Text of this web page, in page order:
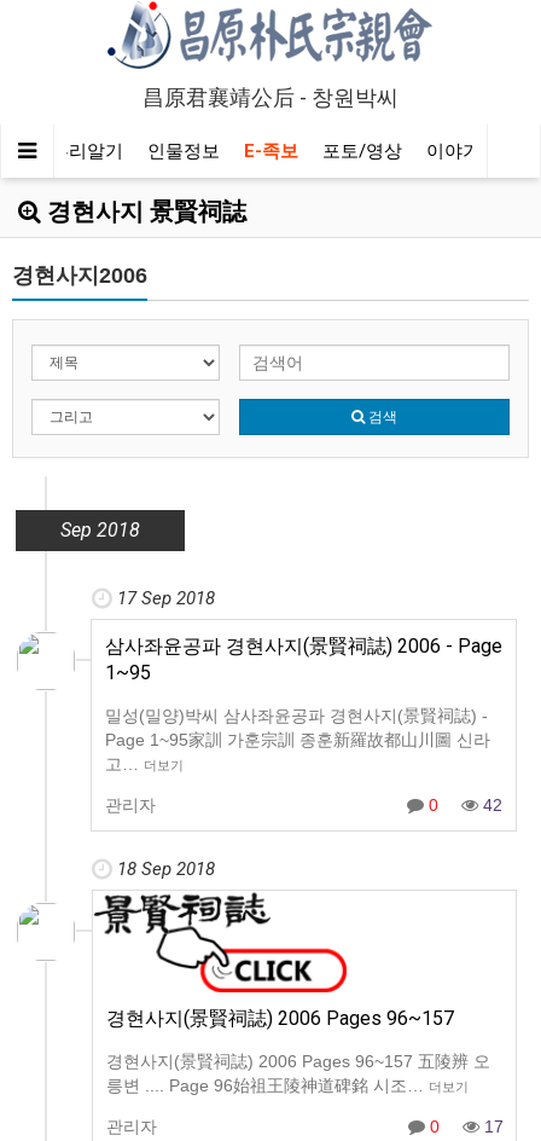
昌原君襄靖公后 - 창원박씨
뿌리알기 인물정보 E-족보 포토/영상 이야기마당
경현사지 景賢祠誌
경현사지2006
검색
Sep 2018
17 Sep 2018
삼사좌윤공파 경현사지(景賢祠誌) 2006 - Page
1~95
밀성(밀양)박씨 삼사좌윤공파 경현사지(景賢祠誌) -
Page 1~95家訓 가훈宗訓 종훈新羅故都山川圖 신라
고…
더보기
관리자 0 42
18 Sep 2018
경현사지(景賢祠誌) 2006 Pages 96~157
경현사지(景賢祠誌) 2006 Pages 96~157 五陵辨 오
릉변 .... Page 96始祖王陵神道碑銘 시조…
더보기
관리자 0 17